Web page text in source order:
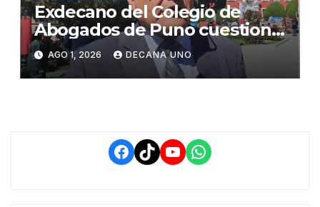
Exdecano del Colegio de
Abogados de Puno cuestiona
propuestas sobre seguridad
ciudadana
AGO 1, 2026 DECANA UNO
Facebook
TikTokYouTube
WhatsApp